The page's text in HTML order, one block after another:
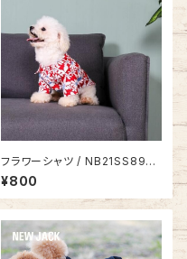
フラワーシャツ / NB21SS8939
333
¥800